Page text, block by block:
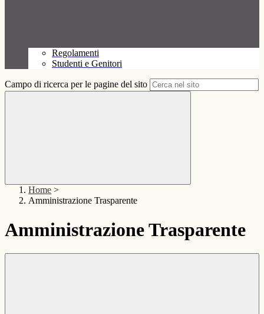
Regolamenti
Studenti e Genitori
Campo di ricerca per le pagine del sito
Home >
Amministrazione Trasparente
Amministrazione Trasparente